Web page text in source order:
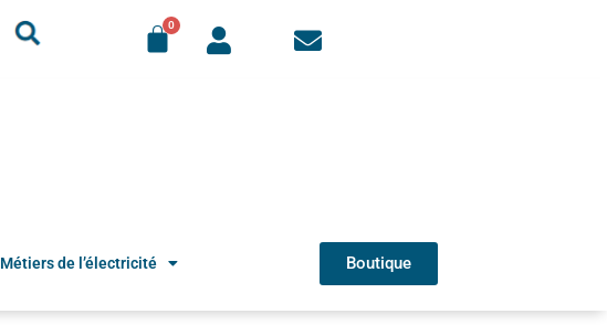
Métiers de l’électricité Boutique